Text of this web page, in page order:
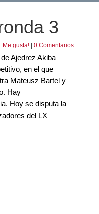
3
Me gusta!| 0 Comentarios
Ajedrez Akiba
en el que
Mateusz Bartel y
Hay
Hoy se disputa la
del LX